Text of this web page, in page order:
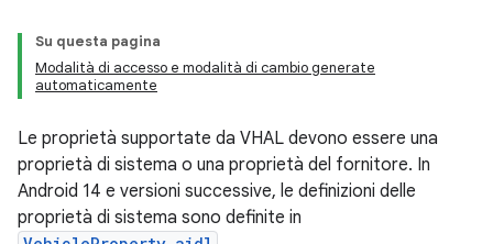
Su questa pagina
Modalità di accesso e modalità di cambio generate
automaticamente
Le proprietà supportate da VHAL devono essere una
proprietà di sistema o una proprietà del fornitore. In
Android 14 e versioni successive, le definizioni delle
proprietà di sistema sono definite in